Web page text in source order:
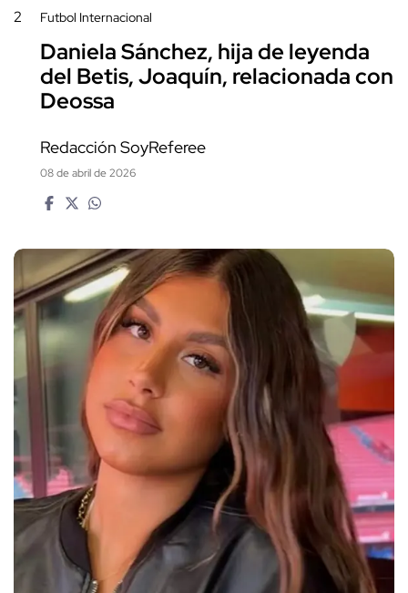
2 Futbol Internacional
Daniela Sánchez, hija de leyenda
del Betis, Joaquín, relacionada con
Deossa
Redacción SoyReferee
08 de abril de 2026